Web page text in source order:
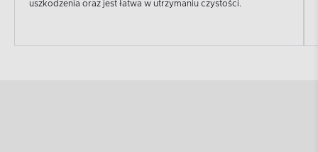
uszkodzenia oraz jest łatwa w utrzymaniu czystości.